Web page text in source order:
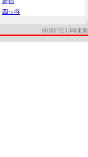
四ッ谷
08月07日15時更新